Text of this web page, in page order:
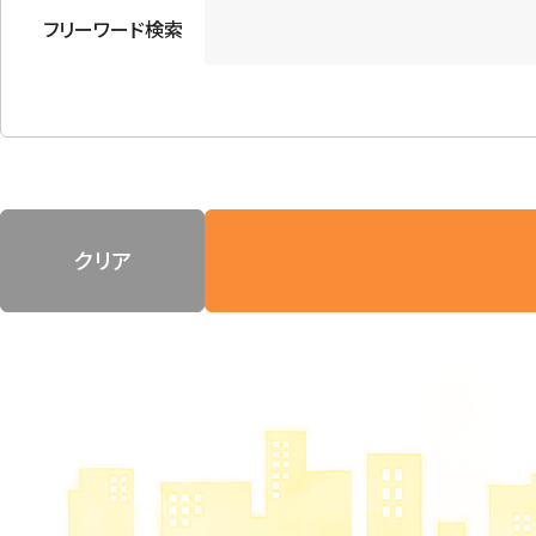
フリーワード検索
クリア